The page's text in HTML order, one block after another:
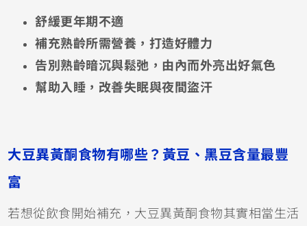
舒緩更年期不適
補充熟齡所需營養，打造好體力
告別熟齡暗沉與鬆弛，由內而外亮出好氣色
幫助入睡，改善失眠與夜間盜汗
大豆異黃酮食物有哪些？黃豆、黑豆含量最豐
富
若想從飲食開始補充，大豆異黃酮食物其實相當生活